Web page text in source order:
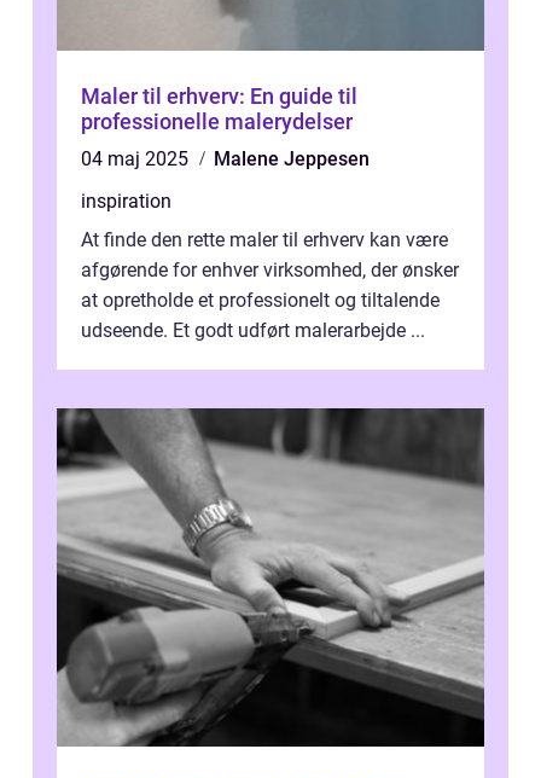
Maler til erhverv: En guide til
professionelle malerydelser
04 maj 2025
Malene Jeppesen
inspiration
At finde den rette maler til erhverv kan være
afgørende for enhver virksomhed, der ønsker
at opretholde et professionelt og tiltalende
udseende. Et godt udført malerarbejde ...